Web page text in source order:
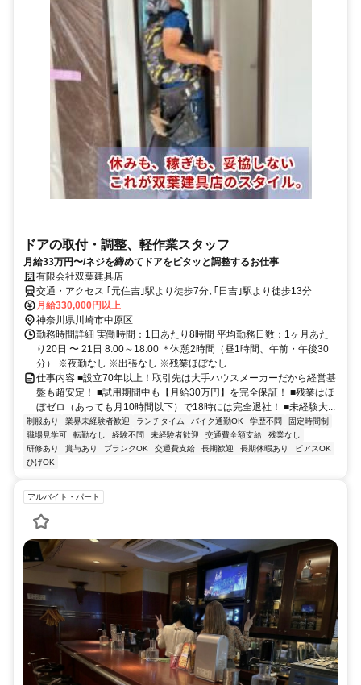
ドアの取付・調整、軽作業スタッフ
月給33万円〜/ネジを締めてドアをピタッと調整するお仕事
有限会社双葉建具店
交通・アクセス ｢元住吉｣駅より徒歩7分､｢日吉｣駅より徒歩13分
月給330,000円以上
神奈川県川崎市中原区
勤務時間詳細 実働時間：1日あたり8時間 平均勤務日数：1ヶ月あた
り20日 〜 21日 8:00～18:00 ＊休憩2時間（昼1時間、午前・午後30
分） ※夜勤なし ※出張なし ※残業ほぼなし
仕事内容 ■設立70年以上！取引先は大手ハウスメーカーだから経営基
盤も超安定！ ■試用期間中も【月給30万円】を完全保証！ ■残業はほ
ぼゼロ（あっても月10時間以下）で18時には完全退社！ ■未経験大...
制服あり 業界未経験者歓迎 ランチタイム バイク通勤OK 学歴不問
固定時間制
職場見学可
転勤なし 経験不問 未経験者歓迎 交通費全額支給
残業なし
研修あり
賞与あり ブランクOK 交通費支給 長期歓迎 長期休暇あり
ピアスOK
ひげOK
アルバイト・パート